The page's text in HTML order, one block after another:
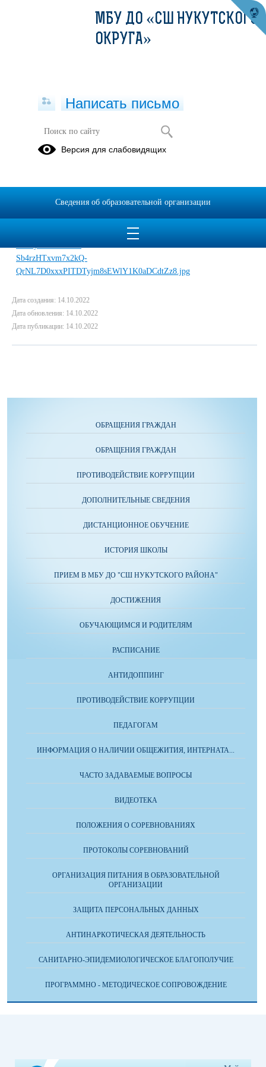
Футбол
Дата создания: 14.10.2022
Дата обновления: 14.10.2022
Дата публикации: 14.10.2022
ОБРАЩЕНИЯ ГРАЖДАН
ОБРАЩЕНИЯ ГРАЖДАН
ПРОТИВОДЕЙСТВИЕ КОРРУПЦИИ
ДОПОЛНИТЕЛЬНЫЕ СВЕДЕНИЯ
ДИСТАНЦИОННОЕ ОБУЧЕНИЕ
ИСТОРИЯ ШКОЛЫ
ПРИЕМ В МБУ ДО "СШ НУКУТСКОГО РАЙОНА"
ДОСТИЖЕНИЯ
ОБУЧАЮЩИМСЯ И РОДИТЕЛЯМ
РАСПИСАНИЕ
АНТИДОППИНГ
ПРОТИВОДЕЙСТВИЕ КОРРУПЦИИ
ПЕДАГОГАМ
ИНФОРМАЦИЯ О НАЛИЧИИ ОБЩЕЖИТИЯ, ИНТЕРНАТА...
ЧАСТО ЗАДАВАЕМЫЕ ВОПРОСЫ
ВИДЕОТЕКА
ПОЛОЖЕНИЯ О СОРЕВНОВАНИЯХ
ПРОТОКОЛЫ СОРЕВНОВАНИЙ
ОРГАНИЗАЦИЯ ПИТАНИЯ В ОБРАЗОВАТЕЛЬНОЙ
ОРГАНИЗАЦИИ
ЗАЩИТА ПЕРСОНАЛЬНЫХ ДАННЫХ
АНТИНАРКОТИЧЕСКАЯ ДЕЯТЕЛЬНОСТЬ
САНИТАРНО-ЭПИДЕМИОЛОГИЧЕСКОЕ БЛАГОПОЛУЧИЕ
ПРОГРАММНО - МЕТОДИЧЕСКОЕ СОПРОВОЖДЕНИЕ
МБУ ДО «СШ НУКУТСКОГО
ОКРУГА»
Написать письмо
Версия для слабовидящих
Сведения об образовательной организации